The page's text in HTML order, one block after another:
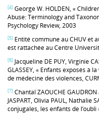
[4] George W. HOLDEN, «
Abuse: Terminology and
Psychology Review, 2003
[5] Entité commune au CHUV et
est rattachée au Centre
[6] Jacqueline DE PUY, Virginie
GLASSEY, « Enfants exposés à
de médecine des violences,
[7] Chantal ZAOUCHE GAUDRON
JASPART, Olivia PAUL, Nathalie
conjugales, les enfants de